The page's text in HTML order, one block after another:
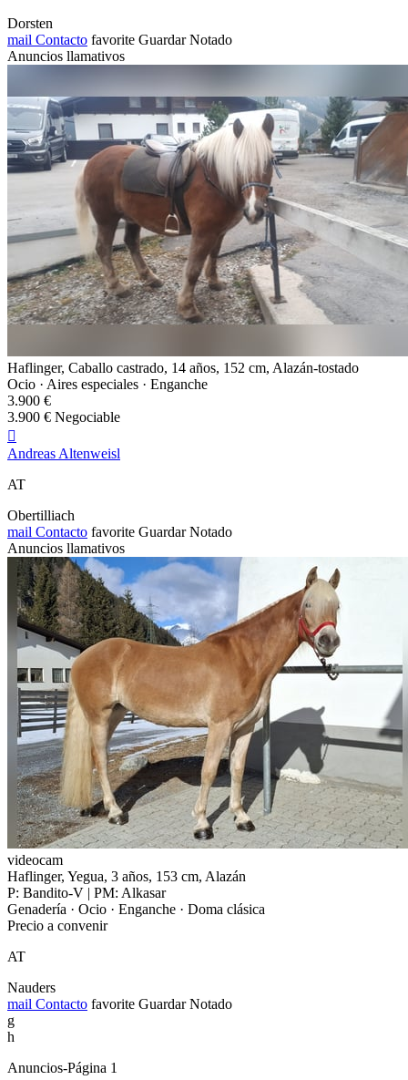
Dorsten
mail Contacto favorite Guardar Notado
Anuncios llamativos
Haflinger, Caballo castrado, 14 años, 152 cm, Alazán-tostado
Ocio · Aires especiales · Enganche
3.900 €
3.900 € Negociable

Andreas Altenweisl
AT
Obertilliach
mail Contacto favorite Guardar Notado
Anuncios llamativos
videocam
Haflinger, Yegua, 3 años, 153 cm, Alazán
P: Bandito-V | PM: Alkasar
Genadería · Ocio · Enganche · Doma clásica
Precio a convenir
AT
Nauders
mail Contacto favorite Guardar Notado
g
h
Anuncios-Página 1